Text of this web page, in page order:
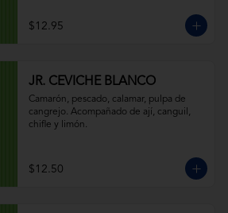
$12.95
JR. CEVICHE BLANCO
Camarón, pescado, calamar, pulpa de
cangrejo. Acompañado de ají, canguil,
chifle y limón.
$12.50